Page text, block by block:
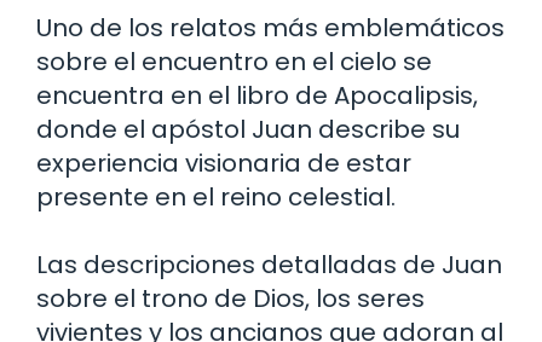
Uno de los relatos más emblemáticos
sobre el encuentro en el cielo se
encuentra en el libro de Apocalipsis,
donde el apóstol Juan describe su
experiencia visionaria de estar
presente en el reino celestial.
Las descripciones detalladas de Juan
sobre el trono de Dios, los seres
vivientes y los ancianos que adoran al